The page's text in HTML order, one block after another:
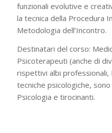
funzionali evolutive e
la tecnica della Procedura
Metodologia dell’Incontro.
Destinatari del corso:
Psicoterapeuti (anche di
rispettivi albi professionali,
tecniche psicologiche,
Psicologia e tirocinanti.